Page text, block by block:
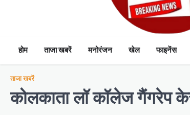
होम ताजा खबरें मनोरंजन खेल फाइनेंस
ताजा खबरें
कोलकाता लॉ कॉलेज गैंगरेप केस